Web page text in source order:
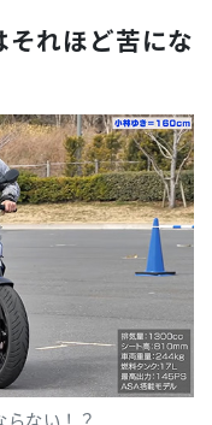
れほど苦にな